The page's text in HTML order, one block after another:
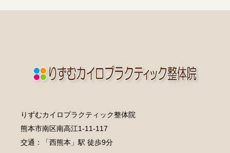
りずむカイロプラクティック整体院
熊本市南区南高江1-11-117
交通：「西熊本」駅 徒歩9分